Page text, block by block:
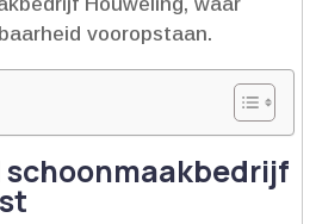
Houweling, waar
vooropstaan.​
schoonmaakbedrijf